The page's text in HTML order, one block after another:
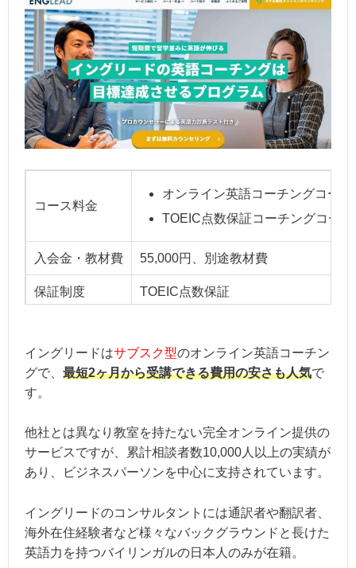
コース料金
オンライン英語コーチングコー
TOEIC点数保証コーチングコー
入会金・教材費 55,000円、別途教材費
保証制度 TOEIC点数保証
イングリードはサブスク型のオンライン英語コーチン
グで、 最短2ヶ月から受講できる費用の安さも人気で
す。
他社とは異なり教室を持たない完全オンライン提供の
サービスですが、累計相談者数10,000人以上の実績が
あり、ビジネスパーソンを中心に支持されています。
イングリードのコンサルタントには通訳者や翻訳者、
海外在住経験者など様々なバックグラウンドと長けた
英語力を持つバイリンガルの日本人のみが在籍。